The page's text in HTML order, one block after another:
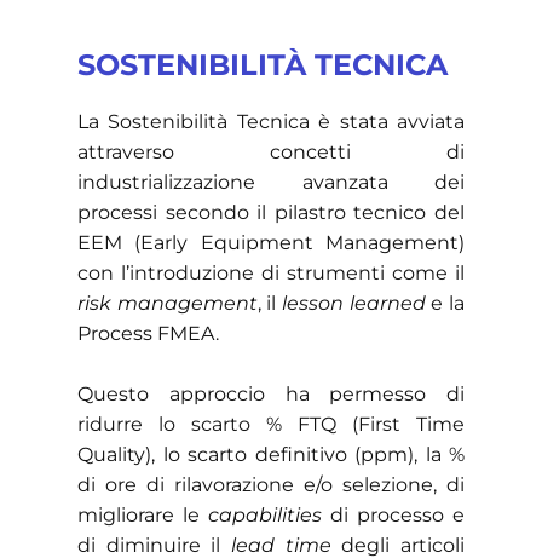
SOSTENIBILITÀ TECNICA
​La Sostenibilità Tecnica è stata avviata
attraverso concetti di
industrializzazione avanzata dei
processi secondo il pilastro tecnico del
EEM (Early Equipment Management)
con l’introduzione di strumenti come il
risk management, illesson learnede la
Process FMEA.
Questo approccio ha permesso di
ridurre lo scarto % FTQ (First Time
Quality), lo scarto definitivo (ppm), la %
di ore di rilavorazione e/o selezione, di
migliorare le capabilities di processo e
di diminuire il lead timedegli articoli